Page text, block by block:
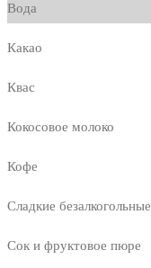
Вода
Какао
Квас
Кокосовое молоко
Кофе
Сладкие безалкогольные
Сок и фруктовое пюре